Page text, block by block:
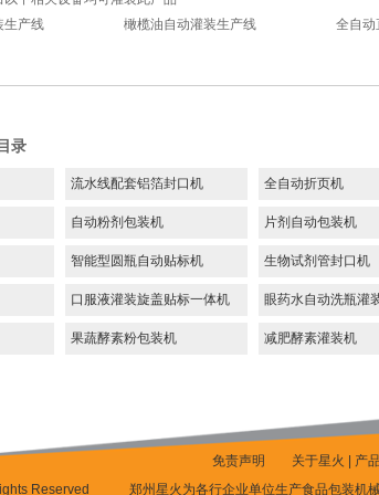
生产线
橄榄油自动灌装生产线 全自动
录
流水线配套铝箔封口机 全自动折页机
自动粉剂包装机 片剂自动包装机
智能型圆瓶自动贴标机 生物试剂管封口机
口服液灌装旋盖贴标一体机 眼药水自动洗瓶灌
果蔬酵素粉包装机 减肥酵素灌装机
Reserved
免责声明 关于星火
产
郑州星火为各行企业单位生产食品包装机